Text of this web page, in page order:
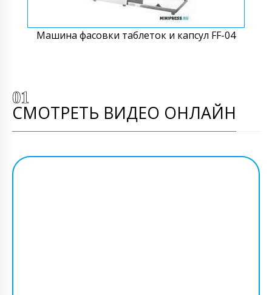
Машина фасовки таблеток и капсул FF-04
СМОТРЕТЬ ВИДЕО ОНЛАЙН